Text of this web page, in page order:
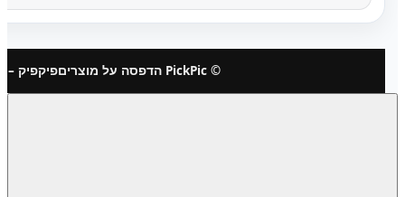
© PickPic הדפסה על מוצרים פיקפיק –